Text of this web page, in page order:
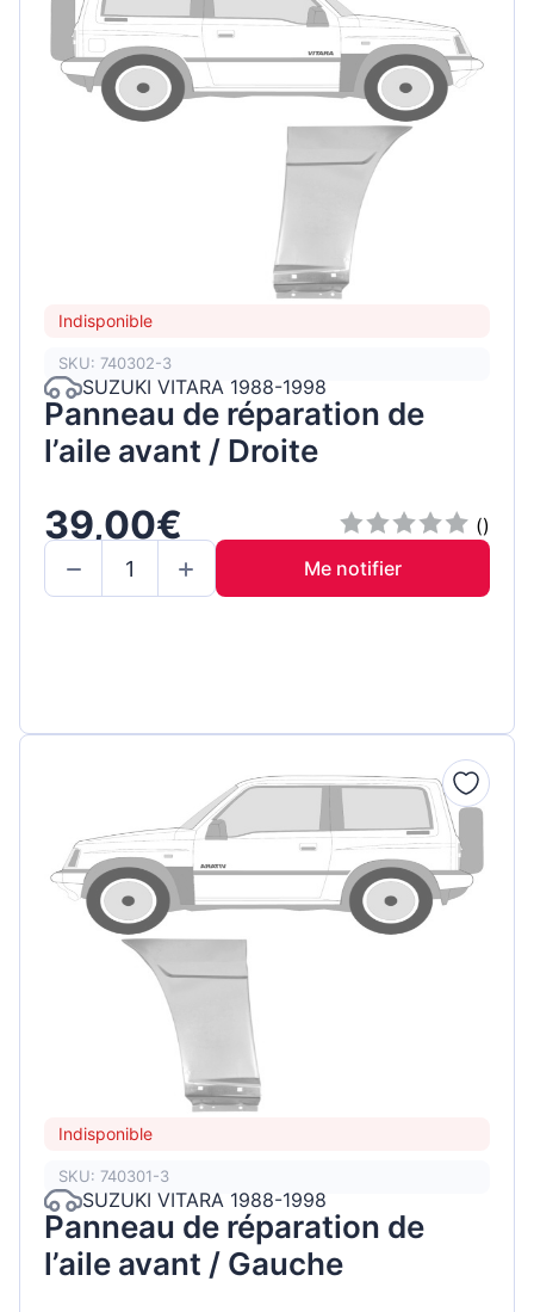
Indisponible
SKU: 740302-3
SUZUKI VITARA 1988-1998
Panneau de réparation de
l’aile avant / Droite
39,00€
()
Me notifier
Indisponible
SKU: 740301-3
SUZUKI VITARA 1988-1998
Panneau de réparation de
l’aile avant / Gauche